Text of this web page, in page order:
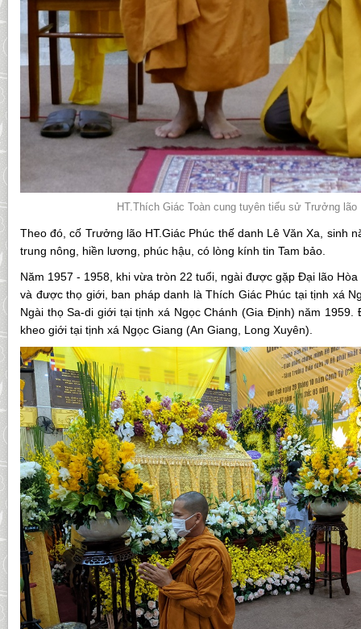
HT.Thích Giác Toàn cung tuyên tiểu sử Trưởng lão
Theo đó, cố Trưởng lão HT.Giác Phúc thế danh Lê Văn Xa, sinh
trung nông, hiền lương, phúc hậu, có lòng kính tin Tam bảo.
Năm 1957 - 1958, khi vừa tròn 22 tuổi, ngài được gặp Đại lão
và được thọ giới, ban pháp danh là Thích Giác Phúc tại tịnh xá
Ngài thọ Sa-di giới tại tịnh xá Ngọc Chánh (Gia Định) năm 1959.
kheo giới tại tịnh xá Ngọc Giang (An Giang, Long Xuyên).